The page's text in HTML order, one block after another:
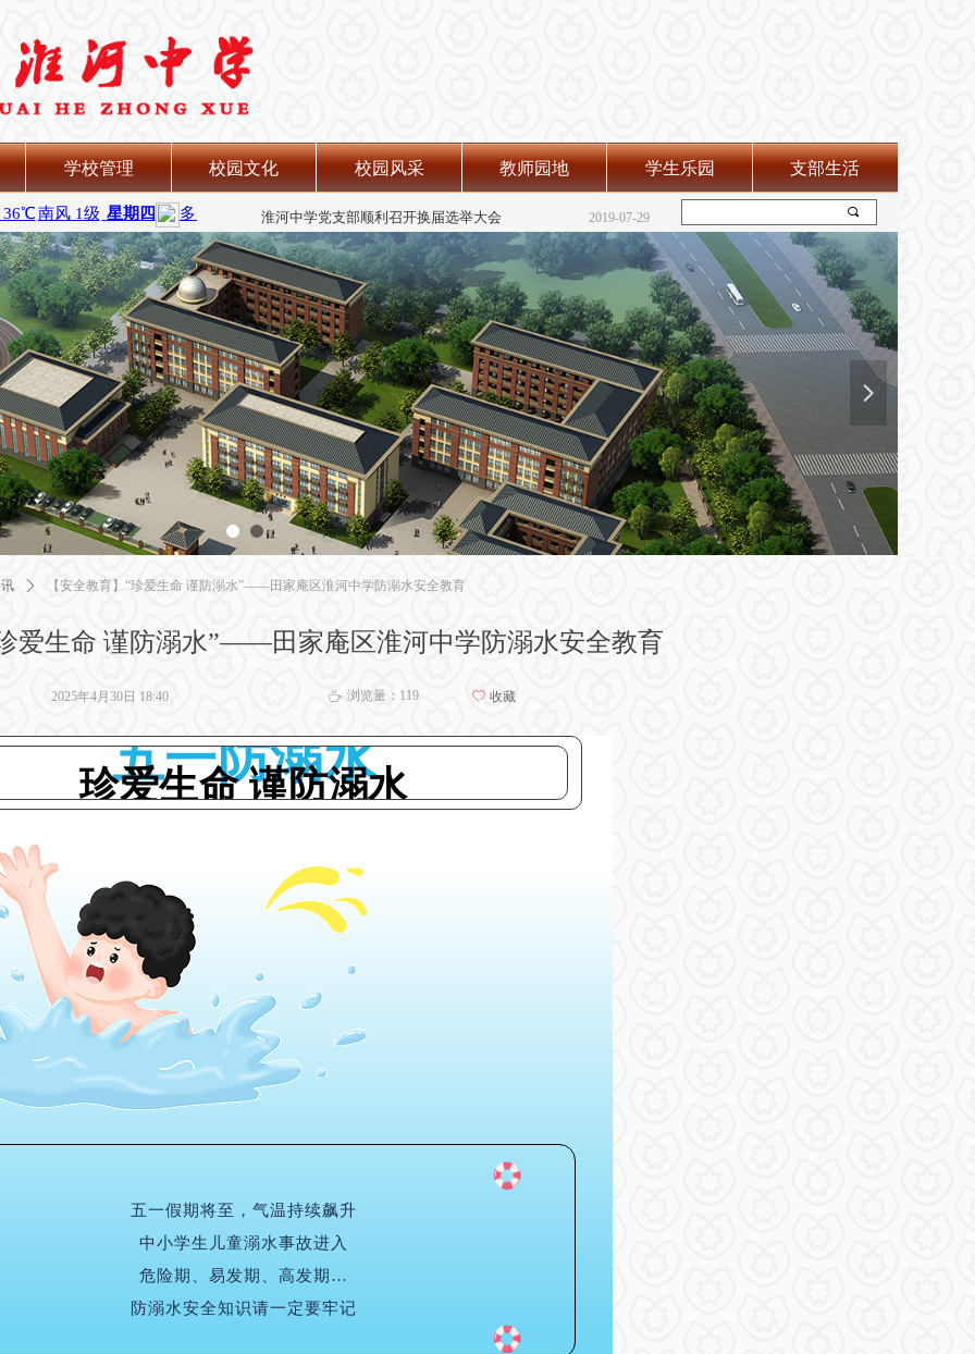
끠
2019-07-29
“弘扬雷锋精神 践行志愿服务”--学雷锋主题系列活动
2019-07-29
品味楚汉文化 探寻美丽淮南
2019-07-29
淮河中学党支部顺利召开换届选举大会
学校管理 校园文化 校园风采 教师园地 学生乐园 支部生活
넲
爱生命 谨防溺水”——田家庵区淮河中学防溺水安全教育
ꄲ 【安全教育】“珍爱生命 谨防溺水”——田家庵区淮河中学防溺水安全教育
五一防溺水
珍爱生命 谨防溺水
五一假期将至，气温持续飙升
中小学生儿童溺水事故进入
危险期、易发期、高发期…
防溺水安全知识请一定要牢记
2025年4月30日 18:40 ꄘ 浏览量： 119 ꄀ 收藏